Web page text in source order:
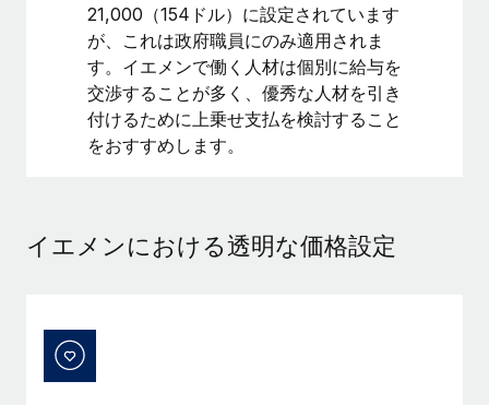
移住・転勤
従業員の異動をスムーズに
福利厚生
従業員の福利厚生を簡単に管理
ブログを読む
Remoteの使命は、世界のどこにいても、あらゆる規模の企業が
スしました。...
詳細を見る
21,000（154ドル）に設定されています
が、これは政府職員にのみ適用されま
す。イエメンで働く人材は個別に給与を
交渉することが多く、優秀な人材を引き
付けるために上乗せ支払を検討すること
をおすすめします。
イエメンにおける透明な価格設定